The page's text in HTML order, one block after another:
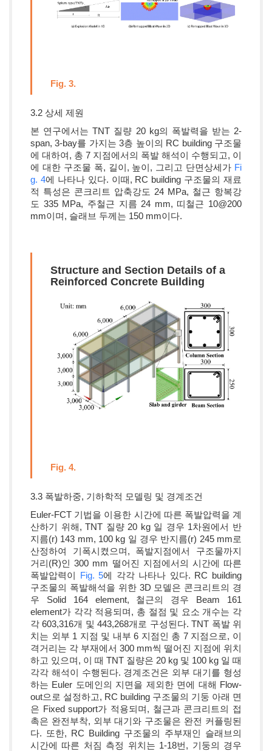
Fig. 3.
3.2 상세 제원
본 연구에서는 TNT 질량 20 kg의 폭발력을 받는 2-
span, 3-bay를 가지는 3층 높이의 RC building 구조물
에 대하여, 총 7 지점에서의 폭발 해석이 수행되고, 이
에 대한 구조물 폭, 길이, 높이, 그리고 단면상세가 Fi
g. 4에 나타나 있다. 이때, RC building 구조물의 재료
적 특성은 콘크리트 압축강도 24 MPa, 철근 항복강
도 335 MPa, 주철근 지름 24 mm, 띠철근 10@200
mm이며, 슬래브 두께는 150 mm이다.
Fig. 4.
Structure and Section Details of a
Reinforced Concrete Building
3.3 폭발하중, 기하학적 모델링 및 경계조건
Euler-FCT 기법을 이용한 시간에 따른 폭발압력을 계
산하기 위해, TNT 질량 20 kg 일 경우 1차원에서 반
지름(r) 143 mm, 100 kg 일 경우 반지름(r) 245 mm로
산정하여 기폭시켰으며, 폭발지점에서 구조물까지
거리(R)인 300 mm 떨어진 지점에서의 시간에 따른
폭발압력이 Fig. 5에 각각 나타나 있다. RC building
구조물의 폭발해석을 위한 3D 모델은 콘크리트의 경
우 Solid 164 element, 철근의 경우 Beam 161
element가 각각 적용되며, 총 절점 및 요소 개수는 각
각 603,316개 및 443,268개로 구성된다. TNT 폭발 위
치는 외부 1 지점 및 내부 6 지점인 총 7 지점으로, 이
격거리는 각 부재에서 300 mm씩 떨어진 지점에 위치
하고 있으며, 이 때 TNT 질량은 20 kg 및 100 kg 일 때
각각 해석이 수행된다. 경계조건은 외부 대기를 형성
하는 Euler 도메인의 지면을 제외한 면에 대해 Flow-
out으로 설정하고, RC building 구조물의 기둥 아래 면
은 Fixed support가 적용되며, 철근과 콘크리트의 접
촉은 완전부착, 외부 대기와 구조물은 완전 커플링된
다. 또한, RC Building 구조물의 주부재인 슬래브의
시간에 따른 처짐 측정 위치는 1-18번, 기둥의 경우